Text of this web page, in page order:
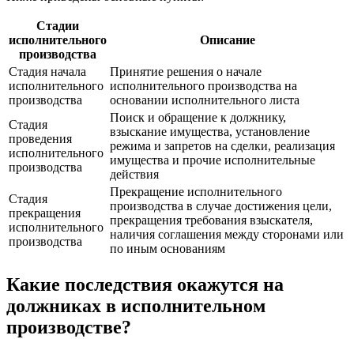
Стадии
исполнительного
производства
Описание
Стадия начала
исполнительного
производства
Принятие решения о начале
исполнительного производства на
основании исполнительного листа
Стадия
проведения
исполнительного
производства
Поиск и обращение к должнику,
взыскание имущества, установление
режима и запретов на сделки, реализация
имущества и прочие исполнительные
действия
Стадия
прекращения
исполнительного
производства
Прекращение исполнительного
производства в случае достижения цели,
прекращения требования взыскателя,
наличия соглашения между сторонами или
по иным основаниям
Какие последствия окажутся на
должниках в исполнительном
производстве?